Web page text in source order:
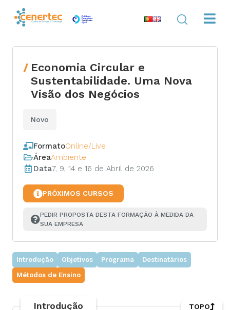
Economia Circular e
Sustentabilidade. Uma Nova
Visão dos Negócios
Novo
FormatoOnline/Live
ÁreaAmbiente
Data7, 9, 14 e 16 de Abril de 2026
PRÓXIMOS CURSOS
PEDIR PROPOSTA DESTA FORMAÇÃO À MEDIDA DA
SUA EMPRESA
Introdução Objetivos Programa
Destinatários
Métodos de Ensino
Introdução TOPO